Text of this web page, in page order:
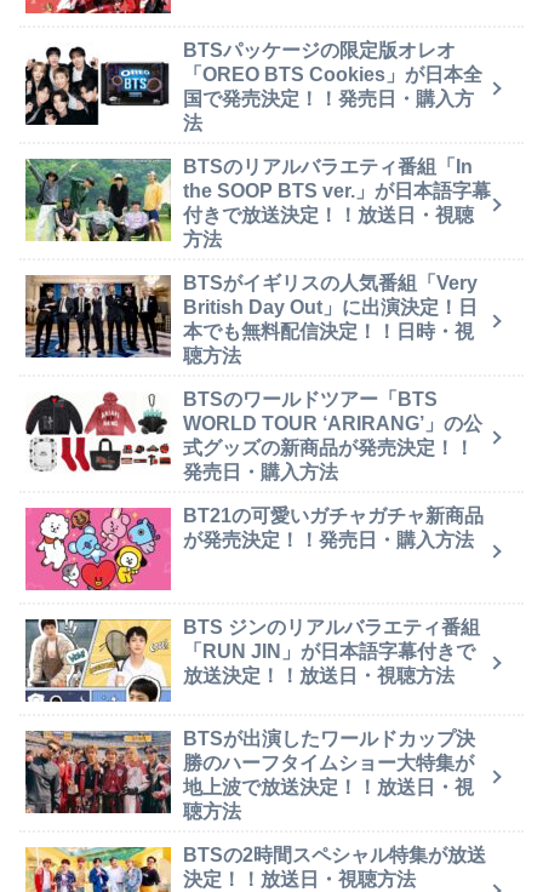
BTSパッケージの限定版オレオ
「OREO BTS Cookies」が日本全
国で発売決定！！発売日・購入方
法
BTSのリアルバラエティ番組「In
the SOOP BTS ver.」が日本語字幕
付きで放送決定！！放送日・視聴
方法
BTSがイギリスの人気番組「Very
British Day Out」に出演決定！日
本でも無料配信決定！！日時・視
聴方法
BTSのワールドツアー「BTS
WORLD TOUR ‘ARIRANG’」の公
式グッズの新商品が発売決定！！
発売日・購入方法
BT21の可愛いガチャガチャ新商品
が発売決定！！発売日・購入方法
BTS ジンのリアルバラエティ番組
「RUN JIN」が日本語字幕付きで
放送決定！！放送日・視聴方法
BTSが出演したワールドカップ決
勝のハーフタイムショー大特集が
地上波で放送決定！！放送日・視
聴方法
BTSの2時間スペシャル特集が放送
決定！！放送日・視聴方法